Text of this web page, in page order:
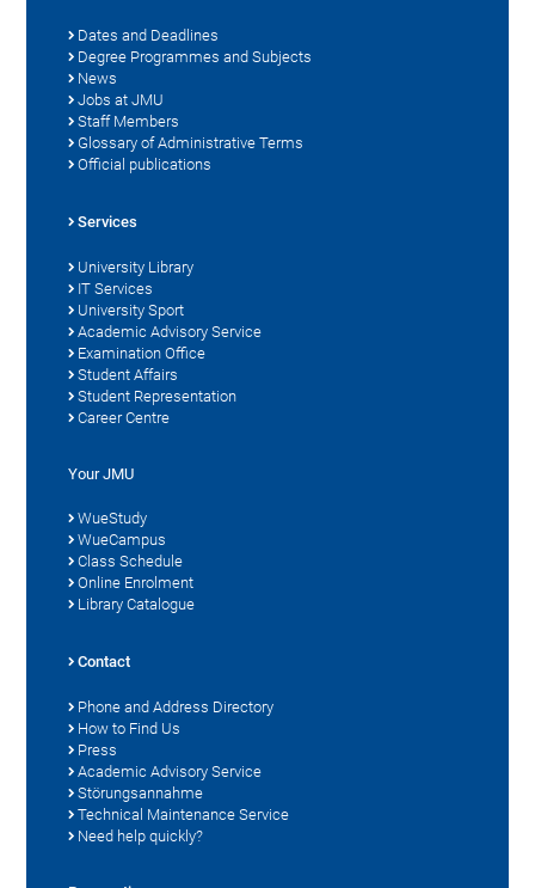
Dates and Deadlines
Degree Programmes and Subjects
News
Jobs at JMU
Staff Members
Glossary of Administrative Terms
Official publications
Services
University Library
IT Services
University Sport
Academic Advisory Service
Examination Office
Student Affairs
Student Representation
Career Centre
Your JMU
WueStudy
WueCampus
Class Schedule
Online Enrolment
Library Catalogue
Contact
Phone and Address Directory
How to Find Us
Press
Academic Advisory Service
Störungsannahme
Technical Maintenance Service
Need help quickly?